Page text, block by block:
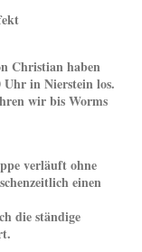
Christian haben
Uhr in Nierstein los.
wir bis Worms
verläuft ohne
einen
die ständige